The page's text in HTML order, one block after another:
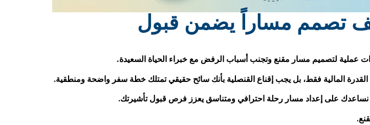
تصمم مساراً يضمن قبول
لتصميم مسار مقنع وتجنب أسباب الرفض مع خبراء الحياة السعيدة.
المالية فقط، بل يجب إقناع القنصلية بأنك سائح حقيقي تمتلك خطة سفر واضحة ومنطقية.
نساعدك على إعداد مسار رحلة احترافي ومتناسق يعزز فرص قبول تأشيرتك.
.